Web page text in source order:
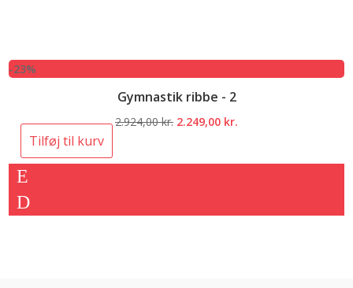
-23%
Gymnastik ribbe - 2
2.924,00kr. Den
2.249,00 kr.
Tilføj til kurv